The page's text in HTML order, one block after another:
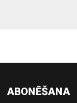
ABONĒŠANA